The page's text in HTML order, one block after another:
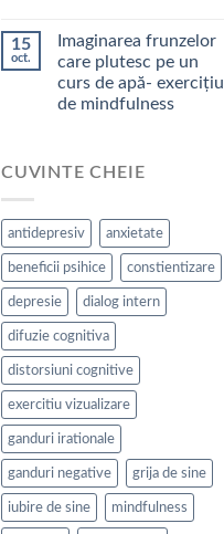
15
oct.
Imaginarea frunzelor
care plutesc pe un
curs de apă- exercițiu
de mindfulness
CUVINTE CHEIE
antidepresiv anxietate
beneficii psihice constientizare
depresie dialog intern
difuzie cognitiva
distorsiuni cognitive
exercitiu vizualizare
ganduri irationale
ganduri negative grija de sine
iubire de sine mindfulness